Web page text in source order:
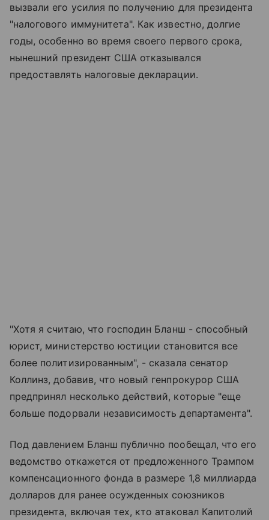
вызвали его усилия по получению для президента
"налогового иммунитета". Как известно, долгие
годы, особенно во время своего первого срока,
нынешний президент США отказывался
предоставлять налоговые декларации.
"Хотя я считаю, что господин Бланш - способный
юрист, министерство юстиции становится все
более политизированным", - сказала сенатор
Коллинз, добавив, что новый генпрокурор США
предпринял несколько действий, которые "еще
больше подорвали независимость департамента".
Под давлением Бланш публично пообещал, что его
ведомство откажется от предложенного Трампом
компенсационного фонда в размере 1,8 миллиарда
долларов для ранее осужденных союзников
президента, включая тех, кто атаковал Капитолий